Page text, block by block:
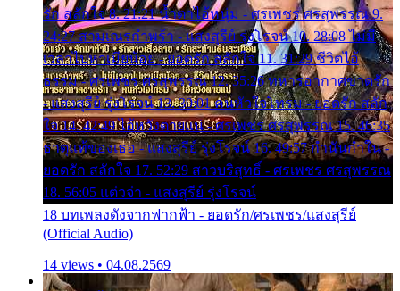
รัก สลักใจ 8. 21:21 น้ำตาไอ้หนุ่ม - ศรเพชร ศรสุพรรณ 9.
24:27 สามเณรกำพร้า - แสงสุรีย์ รุ่งโรจน์ 10. 28:08 ไม่มี
เวลาไปหาเมียน้อย - ยอดรัก สลักใจ 11. 31:29 ชีวิตไอ้
ธรรม - ศรเพชร ศรสุพรรณ 12. 35:26 ทหารอากาศขาดรัก
- แสงสุรีย์ รุ่งโรจน์ 13. 39:01 คนหัวใจโทรม - ยอดรัก สลัก
ใจ 14. 42:49 ไอ้หวังตายแน่ - ศรเพชร ศรสุพรรณ 15. 46:35
ธาตุแท้ของเธอ - แสงสุรีย์ รุ่งโรจน์ 16. 49:57 กำนันกำใน -
ยอดรัก สลักใจ 17. 52:29 สาวบริสุทธิ์ - ศรเพชร ศรสุพรรณ
18. 56:05 แต๋วจ๋า - แสงสุรีย์ รุ่งโรจน์
18 บทเพลงดังจากฟากฟ้า - ยอดรัก/ศรเพชร/แสงสุรีย์
(Official Audio)
14 views • 04.08.2569